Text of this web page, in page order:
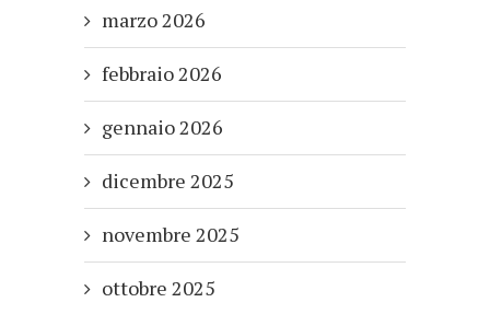
marzo 2026
febbraio 2026
gennaio 2026
dicembre 2025
novembre 2025
ottobre 2025